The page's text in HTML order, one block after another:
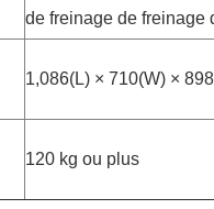
de freinage de freinage
1,086(L) × 710(W) ×
120 kg ou plus